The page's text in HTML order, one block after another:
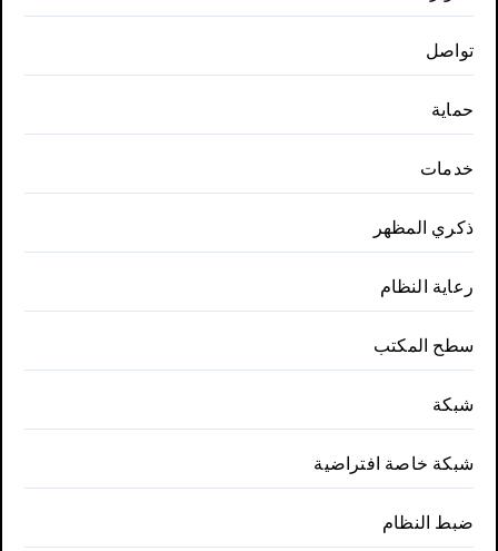
تواصل
حماية
خدمات
ذكري المظهر
رعاية النظام
سطح المكتب
شبكة
شبكة خاصة افتراضية
ضبط النظام